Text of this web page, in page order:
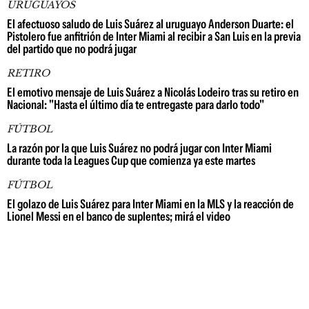
URUGUAYOS
El afectuoso saludo de Luis Suárez al uruguayo Anderson Duarte: el
Pistolero fue anfitrión de Inter Miami al recibir a San Luis en la previa
del partido que no podrá jugar
RETIRO
El emotivo mensaje de Luis Suárez a Nicolás Lodeiro tras su retiro en
Nacional: "Hasta el último día te entregaste para darlo todo"
FÚTBOL
La razón por la que Luis Suárez no podrá jugar con Inter Miami
durante toda la Leagues Cup que comienza ya este martes
FÚTBOL
El golazo de Luis Suárez para Inter Miami en la MLS y la reacción de
Lionel Messi en el banco de suplentes; mirá el video